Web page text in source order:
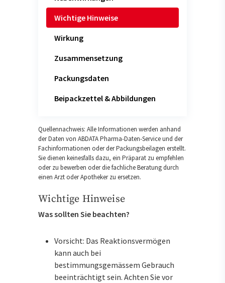
Wichtige Hinweise
Wirkung
Zusammensetzung
Packungsdaten
Beipackzettel & Abbildungen
Quellennachweis: Alle Informationen werden anhand
der Daten von ABDATA Pharma-Daten-Service und der
Fachinformationen oder der Packungsbeilagen erstellt.
Sie dienen keinesfalls dazu, ein Präparat zu empfehlen
oder zu bewerben oder die fachliche Beratung durch
einen Arzt oder Apotheker zu ersetzen.
Wichtige Hinweise
Was sollten Sie beachten?
Vorsicht: Das Reaktionsvermögen
kann auch bei
bestimmungsgemässem Gebrauch
beeinträchtigt sein. Achten Sie vor